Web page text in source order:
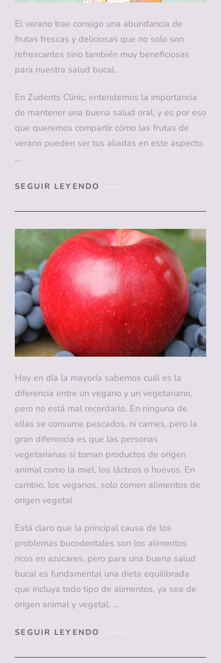
El verano trae consigo una abundancia de
frutas frescas y deliciosas que no solo son
refrescantes sino también muy beneficiosas
para nuestra salud bucal.
En Zudents Clinic, entendemos la importancia
de mantener una buena salud oral, y es por eso
que queremos compartir cómo las frutas de
verano pueden ser tus aliadas en este aspecto.
…
SEGUIR LEYENDO
¿SABÍAS
DE
VERANO
BENEFICIAN
TUS
DIENTES?
Hoy en día la mayoría sabemos cuál es la
diferencia entre un vegano y un vegetariano,
pero no está mal recordarlo. En ninguna de
ellas se consume pescados, ni carnes, pero la
gran diferencia es que las personas
vegetarianas si toman productos de origen
animal como la miel, los lácteos o huevos. En
cambio, los veganos, solo comen alimentos de
origen vegetal
Está claro que la principal causa de los
problemas bucodentales son los alimentos
ricos en azúcares, pero para una buena salud
bucal es fundamental una dieta equilibrada
que incluya todo tipo de alimentos, ya sea de
origen animal y vegetal. …
SEGUIR LEYENDO
VEGANISMO